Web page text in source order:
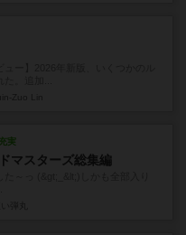
充実
マスターズ総集編